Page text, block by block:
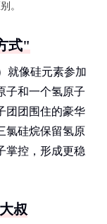
。
式"
就像硅元素参加
子和一个氢原子
团团围住的豪华
硅烷保留氢原
掌控，形成更稳
叔